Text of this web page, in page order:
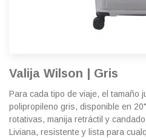
Valija Wilson | Gris
Para cada tipo de viaje, el tamaño
polipropileno gris, disponible en
rotativas, manija retráctil y
Liviana, resistente y lista para